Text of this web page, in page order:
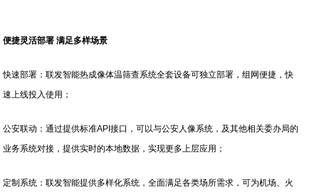
便捷灵活部署 满足多样场景
快速部署：联发智能热成像体温筛查系统全套设备可独立部署，组网便捷，快
速上线投入使用；
公安联动：通过提供标准API接口，可以与公安人像系统，及其他相关委办局的
业务系统对接，提供实时的本地数据，实现更多上层应用；
定制系统：联发智能提供多样化系统，全面满足各类场所需求，可为机场、火